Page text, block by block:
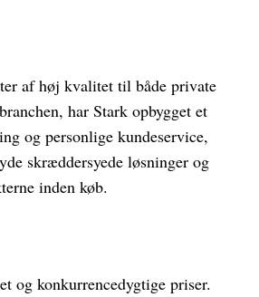
af høj kvalitet til både private
har Stark opbygget et
og personlige kundeservice,
skræddersyede løsninger og
inden køb.
og konkurrencedygtige priser.